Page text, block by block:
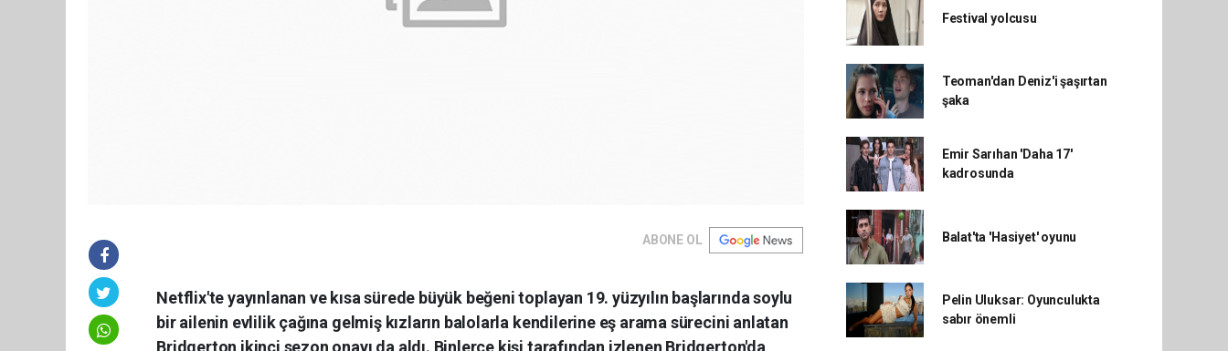
ABONE OL
Netflix'te yayınlanan ve kısa sürede büyük beğeni toplayan 19. yüzyılın başlarında soylu
bir ailenin evlilik çağına gelmiş kızların balolarla kendilerine eş arama sürecini anlatan
Bridgerton ikinci sezon onayı da aldı. Binlerce kişi tarafından izlenen Bridgerton'da
Festival yolcusu
Teoman'dan Deniz'i şaşırtan
şaka
Emir Sarıhan 'Daha 17'
kadrosunda
Balat'ta 'Hasiyet' oyunu
Pelin Uluksar: Oyunculukta
sabır önemli